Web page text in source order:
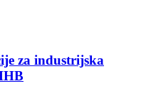
za industrijska